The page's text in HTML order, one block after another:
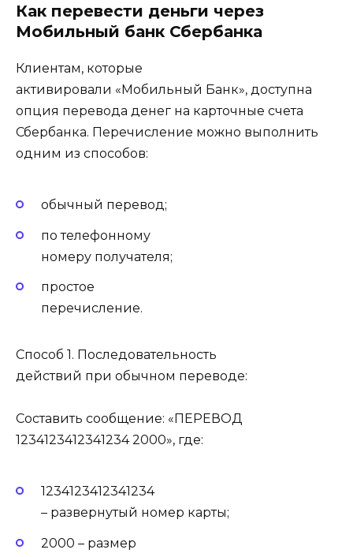
Как перевести деньги через
Мобильный банк Сбербанка
Клиентам, которые
активировали «Мобильный Банк», доступна
опция перевода денег на карточные счета
Сбербанка. Перечисление можно выполнить
одним из способов:
обычный перевод;
по телефонному
номеру получателя;
простое
перечисление.
Способ 1. Последовательность
действий при обычном переводе:
Составить сообщение: «ПЕРЕВОД
1234123412341234 2000», где:
1234123412341234
– развернутый номер карты;
2000 – размер